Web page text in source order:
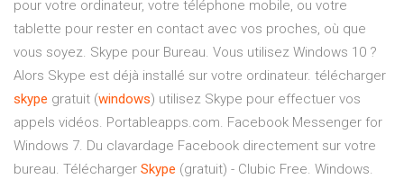
pour votre ordinateur, votre téléphone mobile, ou votre
tablette pour rester en contact avec vos proches, où que
vous soyez. Skype pour Bureau. Vous utilisez Windows 10 ?
Alors Skype est déjà installé sur votre ordinateur. télécharger
skype gratuit (windows) utilisez Skype pour effectuer vos
appels vidéos. Portableapps.com. Facebook Messenger for
Windows 7. Du clavardage Facebook directement sur votre
bureau. Télécharger Skype (gratuit) - Clubic Free. Windows.